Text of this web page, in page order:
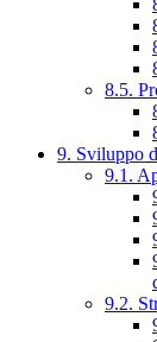
8.5.
9. Sviluppo
9.1.
9.2.